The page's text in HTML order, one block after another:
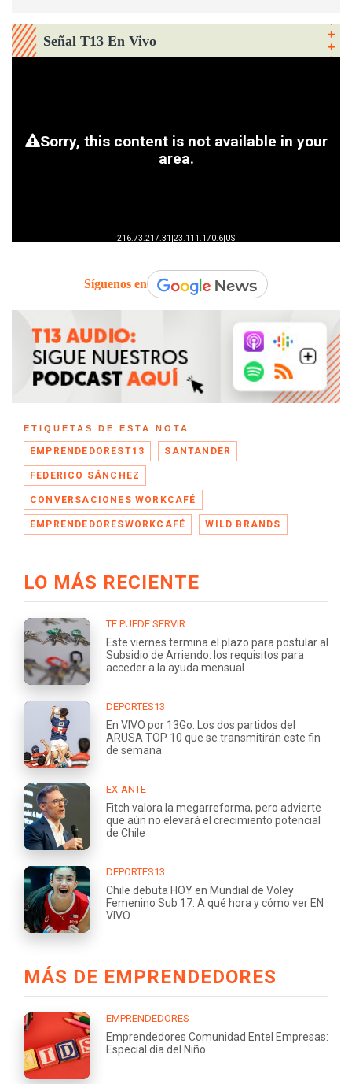
Señal T13 En Vivo
Síguenos en
ETIQUETAS DE ESTA NOTA
EMPRENDEDOREST13 SANTANDER
FEDERICO SÁNCHEZ
CONVERSACIONES WORKCAFÉ
EMPRENDEDORESWORKCAFÉ WILD BRANDS
LO MÁS RECIENTE
TE PUEDE SERVIR
Este viernes termina el plazo para postular al
Subsidio de Arriendo: los requisitos para
acceder a la ayuda mensual
DEPORTES13
En VIVO por 13Go: Los dos partidos del
ARUSA TOP 10 que se transmitirán este fin
de semana
EX-ANTE
Fitch valora la megarreforma, pero advierte
que aún no elevará el crecimiento potencial
de Chile
DEPORTES13
Chile debuta HOY en Mundial de Voley
Femenino Sub 17: A qué hora y cómo ver EN
VIVO
MÁS DE EMPRENDEDORES
EMPRENDEDORES
Emprendedores Comunidad Entel Empresas:
Especial día del Niño